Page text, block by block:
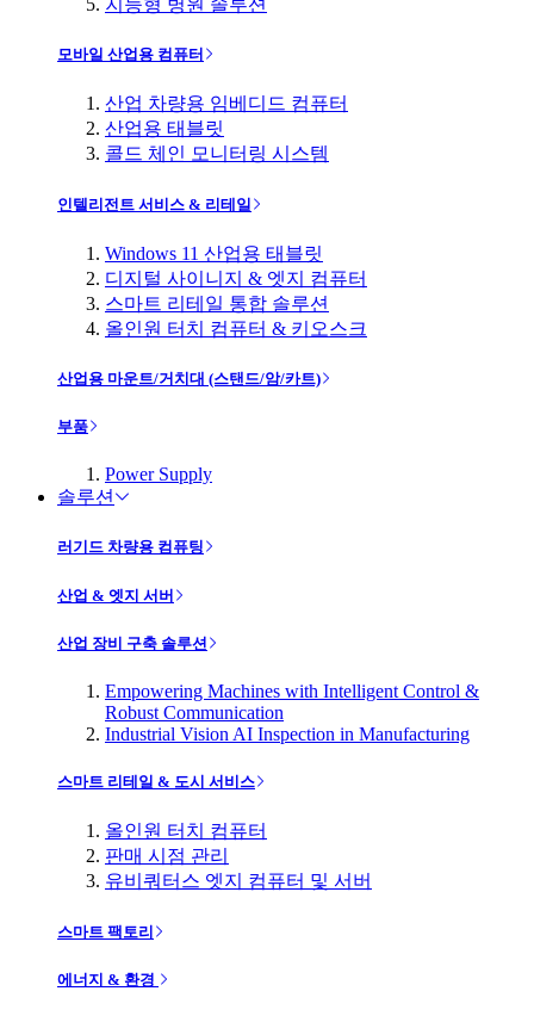
지능형 병원 솔루션
모바일 산업용 컴퓨터
산업 차량용 임베디드 컴퓨터
산업용 태블릿
콜드 체인 모니터링 시스템
인텔리전트 서비스 & 리테일
Windows 11 산업용 태블릿
디지털 사이니지 & 엣지 컴퓨터
스마트 리테일 통합 솔루션
올인원 터치 컴퓨터 & 키오스크
산업용 마운트/거치대 (스탠드/암/카트)
부품
Power Supply
솔루션
러기드 차량용 컴퓨팅
산업 & 엣지 서버
산업 장비 구축 솔루션
Empowering Machines with Intelligent Control &
Robust Communication
Industrial Vision AI Inspection in Manufacturing
스마트 리테일 & 도시 서비스
올인원 터치 컴퓨터
판매 시점 관리
유비쿼터스 엣지 컴퓨터 및 서버
스마트 팩토리
에너지 & 환경